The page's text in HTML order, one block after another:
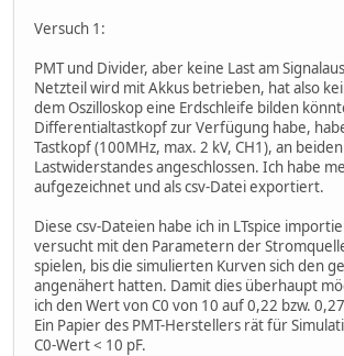
Versuch 1:
PMT und Divider, aber keine Last am
Netzteil wird mit Akkus betrieben, hat also
dem Oszilloskop eine Erdschleife bilden
Differentialtastkopf zur Verfügung habe,
Tastkopf (100MHz, max. 2 kV, CH1), an
Lastwiderstandes angeschlossen. Ich habe
aufgezeichnet und als csv-Datei exportiert.
Diese csv-Dateien habe ich in LTspice
versucht mit den Parametern der
spielen, bis die simulierten Kurven sich den
angenähert hatten. Damit dies überhaupt
ich den Wert von C0 von 10 auf 0,22 bzw.
Ein Papier des PMT-Herstellers rät für
C0-Wert < 10 pF.